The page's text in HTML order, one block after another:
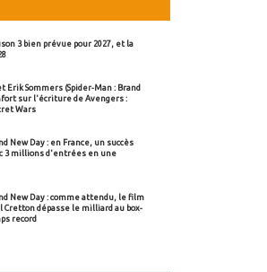
3 bien prévue pour 2027, et la
Erik Sommers (Spider-Man : Brand
sur l'écriture de Avengers :
Wars
New Day : en France, un succès
3 millions d'entrées en une
New Day : comme attendu, le film
Cretton dépasse le milliard au box-
record